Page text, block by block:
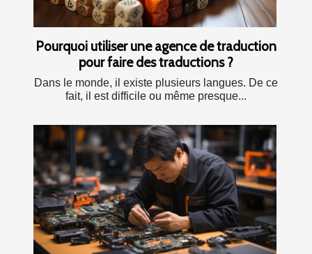
Pourquoi utiliser une agence de traduction
pour faire des traductions ?
Dans le monde, il existe plusieurs langues. De ce
fait, il est difficile ou même presque...